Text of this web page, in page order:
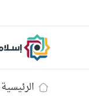
الرئيسية